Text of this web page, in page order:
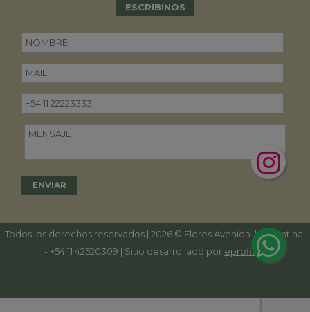
ESCRIBINOS
Todos los derechos reservados | 2026 © Flores Avenida. | Argentina.
- +54 11 42520309 | Sitio desarrollado por eproficio